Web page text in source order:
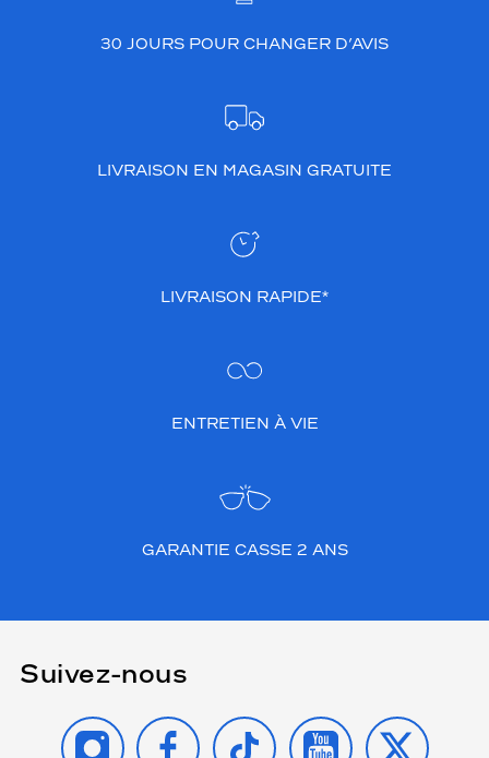
30 JOURS POUR CHANGER D’AVIS
LIVRAISON EN MAGASIN GRATUITE
LIVRAISON RAPIDE*
ENTRETIEN À VIE
GARANTIE CASSE 2 ANS
Suivez-nous
INSTAGRAMFACEBOOK
TIKTOK YOUTUBE
X